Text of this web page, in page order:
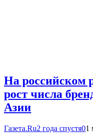
На российском
рост числа
Азии
Газета.Ru2 года спустя01